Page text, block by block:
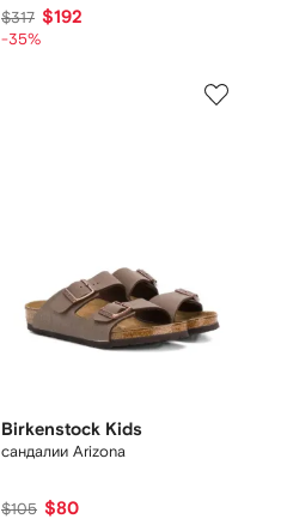
$317 $192
-35%
Birkenstock Kids
сандалии Arizona
$105 $80